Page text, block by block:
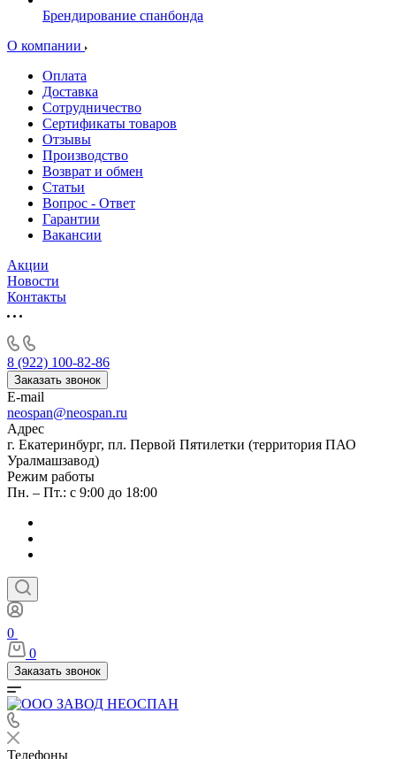
Брендирование спанбонда
О компании
Оплата
Доставка
Сотрудничество
Сертификаты товаров
Отзывы
Производство
Возврат и обмен
Статьи
Вопрос - Ответ
Гарантии
Вакансии
Акции
Новости
Контакты
8 (922) 100-82-86
Заказать звонок
E-mail
neospan@neospan.ru
Адрес
г. Екатеринбург, пл. Первой Пятилетки (территория ПАО
Уралмашзавод)
Режим работы
Пн. – Пт.: с 9:00 до 18:00
0
0
Заказать звонок
Телефоны